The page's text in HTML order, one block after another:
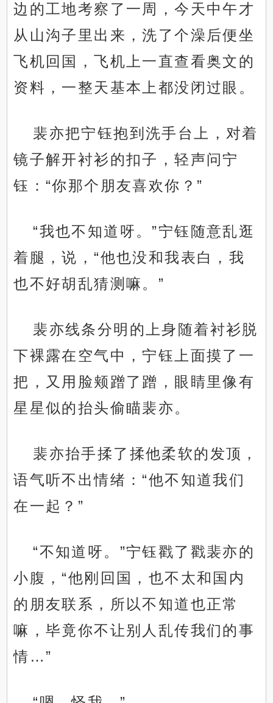
边的工地考察了一周，今天中午才
从山沟子里出来，洗了个澡后便坐
飞机回国，飞机上一直查看奥文的
资料，一整天基本上都没闭过眼。
裴亦把宁钰抱到洗手台上，对着
镜子解开衬衫的扣子，轻声问宁
钰：“你那个朋友喜欢你？”
“我也不知道呀。”宁钰随意乱逛
着腿，说，“他也没和我表白，我
也不好胡乱猜测嘛。”
裴亦线条分明的上身随着衬衫脱
下裸露在空气中，宁钰上面摸了一
把，又用脸颊蹭了蹭，眼睛里像有
星星似的抬头偷瞄裴亦。
裴亦抬手揉了揉他柔软的发顶，
语气听不出情绪：“他不知道我们
在一起？”
“不知道呀。”宁钰戳了戳裴亦的
小腹，“他刚回国，也不太和国内
的朋友联系，所以不知道也正常
嘛，毕竟你不让别人乱传我们的事
情…”